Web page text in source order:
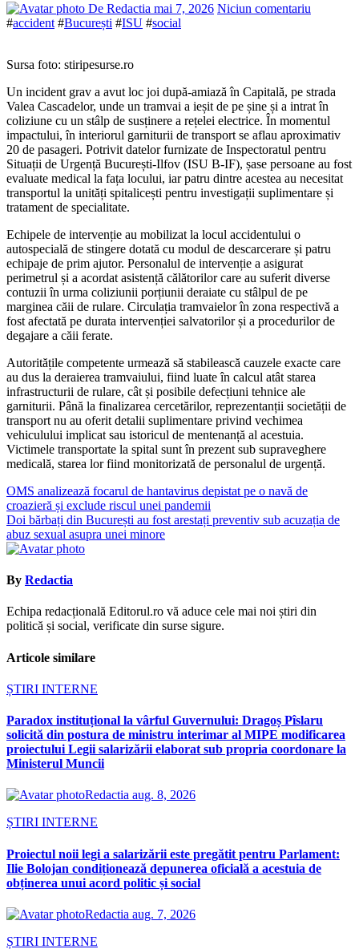
De Redactia mai 7, 2026 Niciun comentariu
#accident #București #ISU #social
Sursa foto: stiripesurse.ro
Un incident grav a avut loc joi după-amiază în Capitală, pe strada
Valea Cascadelor, unde un tramvai a ieșit de pe șine și a intrat în
coliziune cu un stâlp de susținere a rețelei electrice. În momentul
impactului, în interiorul garniturii de transport se aflau aproximativ
20 de pasageri. Potrivit datelor furnizate de Inspectoratul pentru
Situații de Urgență București-Ilfov (ISU B-IF), șase persoane au fost
evaluate medical la fața locului, iar patru dintre acestea au necesitat
transportul la unități spitalicești pentru investigații suplimentare și
tratament de specialitate.
Echipele de intervenție au mobilizat la locul accidentului o
autospecială de stingere dotată cu modul de descarcerare și patru
echipaje de prim ajutor. Personalul de intervenție a asigurat
perimetrul și a acordat asistență călătorilor care au suferit diverse
contuzii în urma coliziunii porțiunii deraiate cu stâlpul de pe
marginea căii de rulare. Circulația tramvaielor în zona respectivă a
fost afectată pe durata intervenției salvatorilor și a procedurilor de
degajare a căii ferate.
Autoritățile competente urmează să stabilească cauzele exacte care
au dus la deraierea tramvaiului, fiind luate în calcul atât starea
infrastructurii de rulare, cât și posibile defecțiuni tehnice ale
garniturii. Până la finalizarea cercetărilor, reprezentanții societății de
transport nu au oferit detalii suplimentare privind vechimea
vehiculului implicat sau istoricul de mentenanță al acestuia.
Victimele transportate la spital sunt în prezent sub supraveghere
medicală, starea lor fiind monitorizată de personalul de urgență.
Navigare
în
articole
OMS analizează focarul de hantavirus depistat pe o navă de
croazieră și exclude riscul unei pandemii
Doi bărbați din București au fost arestați preventiv sub acuzația de
abuz sexual asupra unei minore
By Redactia
Echipa redacțională Editorul.ro vă aduce cele mai noi știri din
politică și social, verificate din surse sigure.
Articole similare
ȘTIRI INTERNE
Paradox instituțional la vârful Guvernului: Dragoș Pîslaru
solicită din postura de ministru interimar al MIPE modificarea
proiectului Legii salarizării elaborat sub propria coordonare la
Ministerul Muncii
Redactia aug. 8, 2026
ȘTIRI INTERNE
Proiectul noii legi a salarizării este pregătit pentru Parlament:
Ilie Bolojan condiționează depunerea oficială a acestuia de
obținerea unui acord politic și social
Redactia aug. 7, 2026
ȘTIRI INTERNE